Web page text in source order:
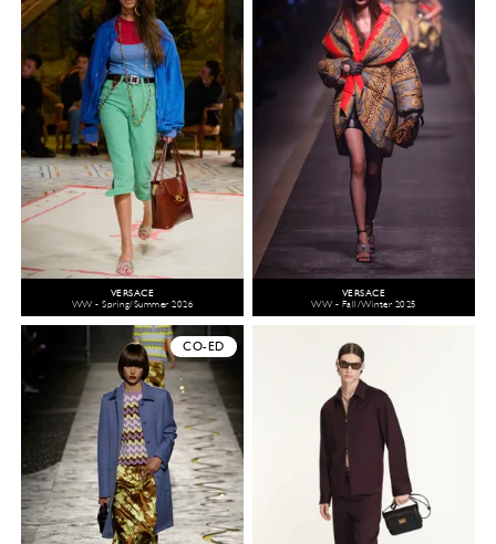
VERSACE
WW - Spring/Summer 2026
VERSACE
WW - Fall/Winter 2025
CO-ED